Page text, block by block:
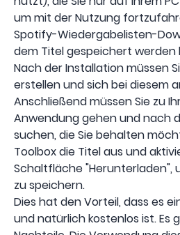
um mit der Nutzung
Spotify-Wiedergabelisten-
dem Titel gespeichert werden
Nach der Installation müssen
erstellen und sich bei diesem
Anschließend müssen Sie zu
Anwendung gehen und nach
suchen, die Sie behalten
Toolbox die Titel aus und
Schaltfläche "Herunterladen",
zu speichern.
Dies hat den Vorteil, dass es
und natürlich kostenlos ist. Es